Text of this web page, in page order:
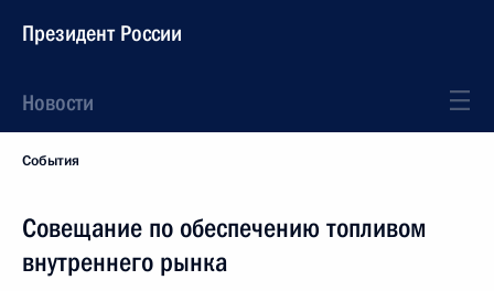
Президент России
Новости
События
Совещание по обеспечению топливом
внутреннего рынка